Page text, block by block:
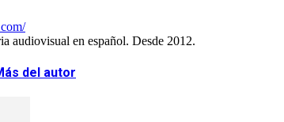
audiovisual en español. Desde 2012.
del autor